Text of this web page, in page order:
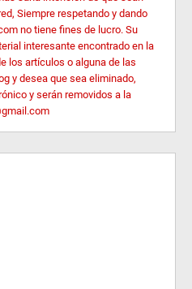
Siempre respetando y dando
no tiene fines de lucro. Su
interesante encontrado en la
los artículos o alguna de las
y desea que sea eliminado,
y serán removidos a la